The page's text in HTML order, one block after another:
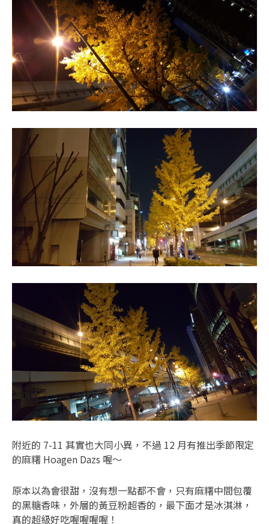
附近的 7-11 其實也大同小異，不過 12 月有推出季節限定
的麻糬 Hoagen Dazs 喔～
原本以為會很甜，沒有想一點都不會，只有麻糬中間包覆
的黑糖香味，外層的黃豆粉超香的，最下面才是冰淇淋，
真的超級好吃喔喔喔喔！